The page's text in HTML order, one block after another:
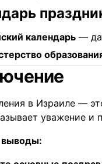
календарь —
в Израиле —
уважение и
выводы: